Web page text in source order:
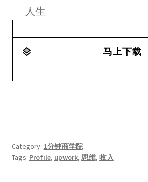
人生
马上下载
Category: 1分钟商学院
Tags: Profile, upwork, 思维, 收入